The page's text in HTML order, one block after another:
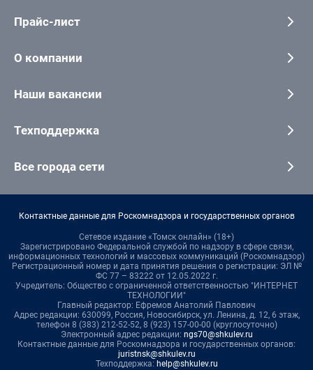
Прайс-лист
О компании
Наши вакансии
Техподдержка
Все города сети
Контактные данные для Роскомнадзора и государственных органов
Сетевое издание «Томск онлайн» (18+)
Зарегистрировано Федеральной службой по надзору в сфере связи,
информационных технологий и массовых коммуникаций (Роскомнадзор)
Регистрационный номер и дата принятия решения о регистрации: ЭЛ №
ФС 77 – 83222 от 12.05.2022 г.
Учредитель: Общество с ограниченной ответственностью "ИНТЕРНЕТ
ТЕХНОЛОГИИ"
Главный редактор: Ефремов Анатолий Павлович
Адрес редакции: 630099, Россия, Новосибирск, ул. Ленина, д. 12, 6 этаж,
телефон 8 (383) 212-52-52, 8 (923) 157-00-00 (круглосуточно)
Электронный адрес редакции: ngs70@shkulev.ru
Контактные данные для Роскомнадзора и государственных органов:
juristnsk@shkulev.ru
Техподдержка: help@shkulev.ru